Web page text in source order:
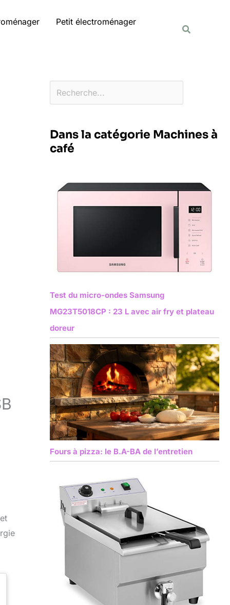
Petit électroménager
Dans la catégorie Machines à
café
Test du micro-ondes Samsung
MG23T5018CP : 23 L avec air fry et plateau
doreur
Fours à pizza: le B.A-BA de l’entretien